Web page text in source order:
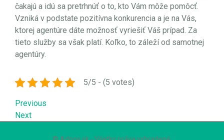
čakajú a idú sa pretrhnúť o to, kto Vám môže pomôcť.
Vzniká v podstate pozitívna konkurencia a je na Vás,
ktorej agentúre dáte možnosť vyriešiť Váš prípad. Za
tieto služby sa však platí. Koľko, to záleží od samotnej
agentúry.
5/5 - (5 votes)
Navigace
pro
Previous
Post
Previous
Next
Next